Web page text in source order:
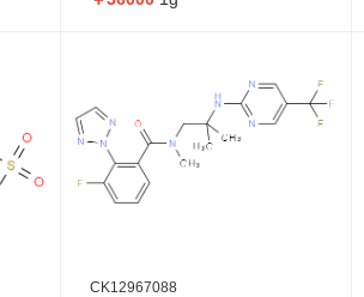
CK12967088